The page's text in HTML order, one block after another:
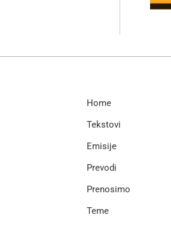
Home
Tekstovi
Emisije
Prevodi
Prenosimo
Teme